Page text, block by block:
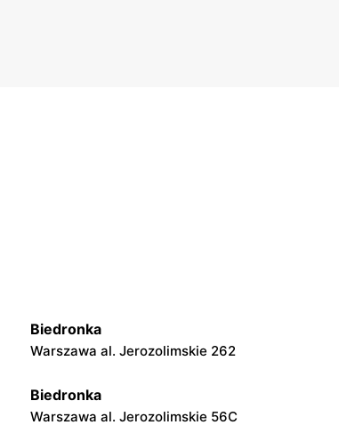
Biedronka
Warszawa al. Jerozolimskie 262
Biedronka
Warszawa al. Jerozolimskie 56C